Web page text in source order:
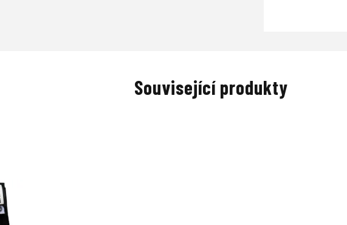
Související produkty